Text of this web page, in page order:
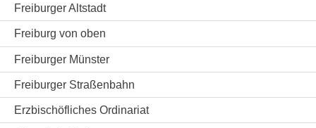
Freiburger Altstadt
Freiburg von oben
Freiburger Münster
Freiburger Straßenbahn
Erzbischöfliches Ordinariat